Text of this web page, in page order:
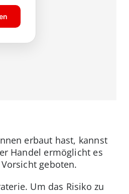
erbaut hast, kannst
Handel ermöglicht es
geboten.
Um das Risiko zu